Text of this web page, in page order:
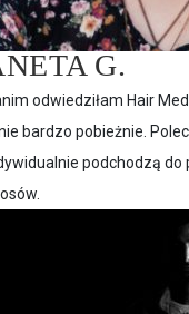
G.
odwiedziłam Hair
bardzo pobieżnie.
podchodzą do